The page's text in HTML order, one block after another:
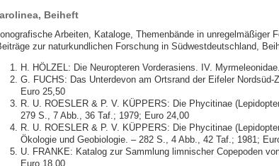
Beiheft
Arbeiten, Kataloge, Themenbände in unregelmäßiger
zur naturkundlichen Forschung in Südwestdeutschland,
H. HÖLZEL: Die Neuropteren Vorderasiens. IV.
G. FUCHS: Das Unterdevon am Ortsrand der Eifeler
Euro 25,50
R. U. ROESLER & P. V. KÜPPERS: Die Phycitinae
279 S., 7 Abb., 36 Taf.; 1979; Euro 24,00
R. U. ROESLER & P. V. KÜPPERS: Die Phycitinae
Ökologie und Geobiologie. – 282 S., 4 Abb., 42 Taf.; 1981;
U. FRANKE: Katalog zur Sammlung limnischer Copepoden
Euro 18,00